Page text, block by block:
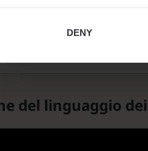
DENY
non possono parlare
umani non possono parlare, ciò
scimmie ma ha causato una
del linguaggio